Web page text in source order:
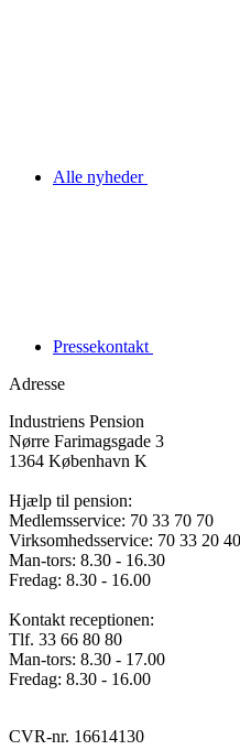
Alle nyheder
Pressekontakt
Adresse
Industriens Pension
Nørre Farimagsgade 3
1364 København K
Hjælp til pension:
Medlemsservice: 70 33 70 70
Virksomhedsservice: 70 33 20 40
Man-tors: 8.30 - 16.30
Fredag: 8.30 - 16.00
Kontakt receptionen:
Tlf. 33 66 80 80
Man-tors: 8.30 - 17.00
Fredag: 8.30 - 16.00
CVR-nr. 16614130